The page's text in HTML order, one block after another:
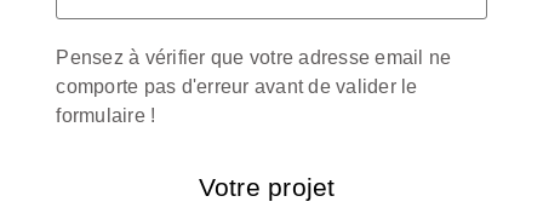
Pensez à vérifier que votre adresse email ne
comporte pas d'erreur avant de valider le
formulaire !
Votre projet